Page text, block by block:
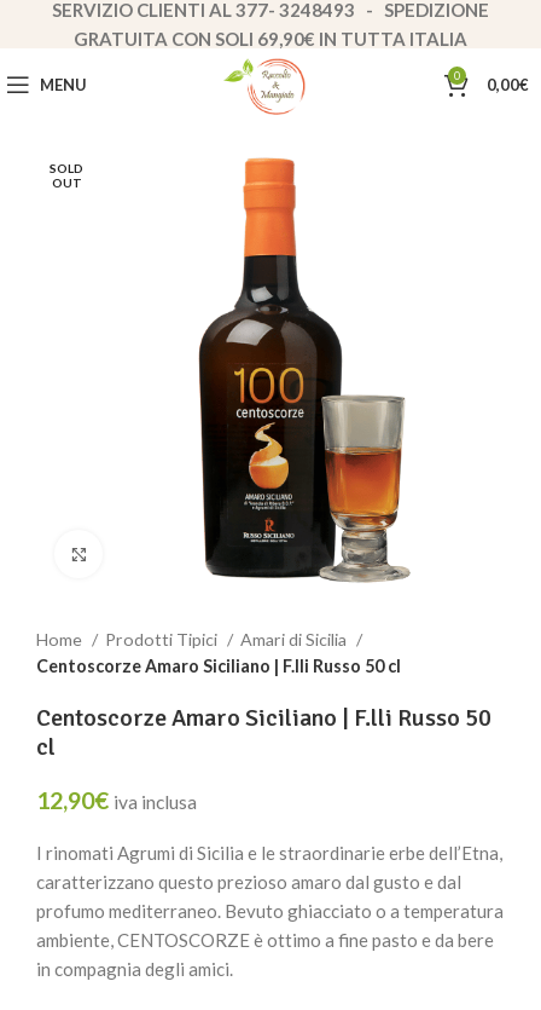
MENU 0 0,00€
SOLD
OUT
Clicca per ingrandire
Home Prodotti Tipici
Amari di Sicilia
Centoscorze Amaro Siciliano | F.lli Russo 50 cl
Centoscorze Amaro Siciliano | F.lli Russo 50
cl
12,90€ iva inclusa
I rinomati Agrumi di Sicilia e le straordinarie erbe dell’Etna,
caratterizzano questo prezioso amaro dal gusto e dal
profumo mediterraneo. Bevuto ghiacciato o a temperatura
ambiente, CENTOSCORZE è ottimo a fine pasto e da bere
in compagnia degli amici.
SERVIZIO CLIENTI AL 377- 3248493 - SPEDIZIONE
GRATUITA CON SOLI 69,90€ IN TUTTA ITALIA